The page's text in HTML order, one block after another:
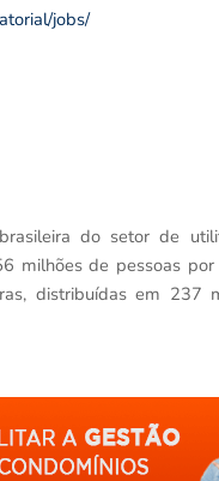
jobs/
do setor de
de pessoas por
distribuídas em 237